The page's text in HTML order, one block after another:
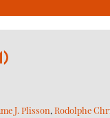
J. Plisson, Rodolphe